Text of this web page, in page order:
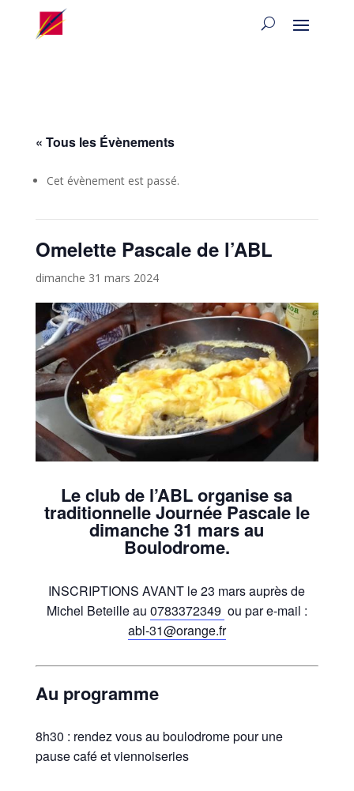
« Tous les Évènements
Cet évènement est passé.
Omelette Pascale de l’ABL
dimanche 31 mars 2024
Le club de l’ABL organise sa
traditionnelle Journée Pascale le
dimanche 31 mars au
Boulodrome.
INSCRIPTIONS AVANT le 23 mars auprès de
Michel Beteille au 0783372349 ou par e-mail :
abl-31@orange.fr
Au programme
8h30 : rendez vous au boulodrome pour une
pause café et viennoiseries